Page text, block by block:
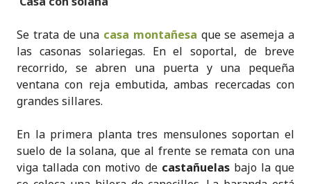
Se trata de una casa montañesa que se asemeja a
las casonas solariegas. En el soportal, de breve
recorrido, se abren una puerta y una pequeña
ventana con reja embutida, ambas recercadas con
grandes sillares.
En la primera planta tres mensulones soportan el
suelo de la solana, que al frente se remata con una
viga tallada con motivo de castañuelasbajo la que